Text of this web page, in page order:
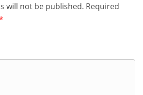
will not be published. Required